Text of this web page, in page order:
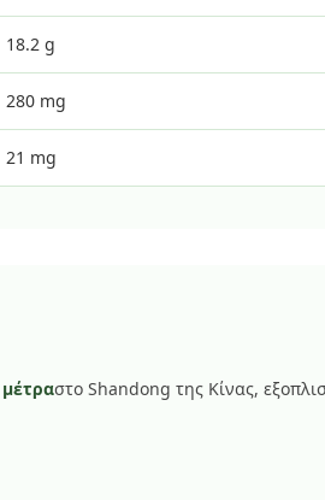
18.2 g
280 mg
21 mg
στο Shandong της Κίνας,